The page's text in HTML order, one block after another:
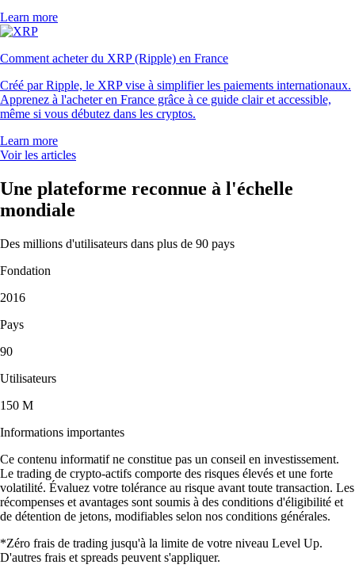
Learn more
Comment acheter du XRP (Ripple) en France
Créé par Ripple, le XRP vise à simplifier les paiements internationaux.
Apprenez à l'acheter en France grâce à ce guide clair et accessible,
même si vous débutez dans les cryptos.
Learn more
Voir les articles
Une plateforme reconnue à l'échelle
mondiale
Des millions d'utilisateurs dans plus de 90 pays
Fondation
2016
Pays
90
Utilisateurs
150 M
Informations importantes
Ce contenu informatif ne constitue pas un conseil en investissement.
Le trading de crypto-actifs comporte des risques élevés et une forte
volatilité. Évaluez votre tolérance au risque avant toute transaction. Les
récompenses et avantages sont soumis à des conditions d'éligibilité et
de détention de jetons, modifiables selon nos conditions générales.
*Zéro frais de trading jusqu'à la limite de votre niveau Level Up.
D'autres frais et spreads peuvent s'appliquer.